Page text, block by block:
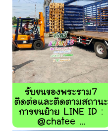
รับขนของพระราม7
ติดต่อและติดตามสถานะ
การขนย้าย LINE ID :
@chatee ...